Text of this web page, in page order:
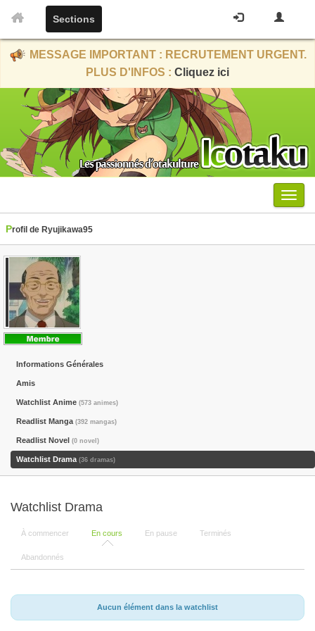
Sections
MESSAGE IMPORTANT : RECRUTEMENT URGENT.
PLUS D'INFOS : Cliquez ici
Menu
Profil de Ryujikawa95
Informations Générales
Amis
Watchlist Anime (573 animes)
Readlist Manga (392 mangas)
Readlist Novel (0 novel)
Watchlist Drama (36 dramas)
Watchlist Drama
À commencer En cours En pause Terminés
Abandonnés
Aucun élément dans la watchlist